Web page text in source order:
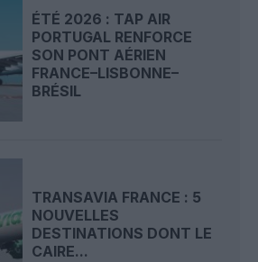
ÉTÉ 2026 : TAP AIR
PORTUGAL RENFORCE
SON PONT AÉRIEN
FRANCE–LISBONNE–
BRÉSIL
TRANSAVIA FRANCE : 5
NOUVELLES
DESTINATIONS DONT LE
CAIRE...